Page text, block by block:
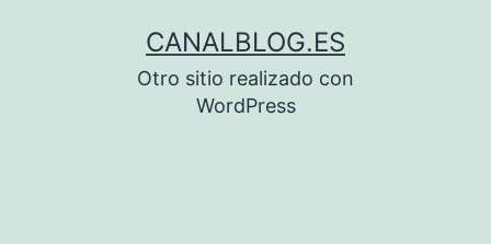
CANALBLOG.ES
Otro sitio realizado con
WordPress